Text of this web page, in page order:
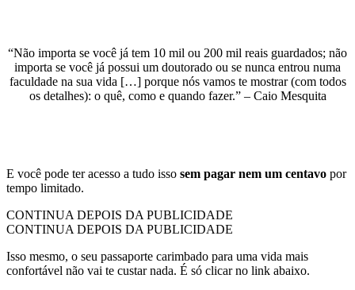
“Não importa se você já tem 10 mil ou 200 mil reais guardados; não
importa se você já possui um doutorado ou se nunca entrou numa
faculdade na sua vida […] porque nós vamos te mostrar (com todos
os detalhes): o quê, como e quando fazer.” – Caio Mesquita
E você pode ter acesso a tudo isso sem pagar nem um centavo por
tempo limitado.
CONTINUA DEPOIS DA PUBLICIDADE
CONTINUA DEPOIS DA PUBLICIDADE
Isso mesmo, o seu passaporte carimbado para uma vida mais
confortável não vai te custar nada. É só clicar no link abaixo.